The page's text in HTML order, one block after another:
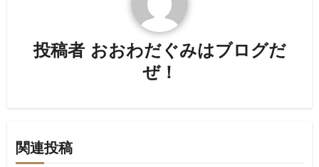
シ
ョ
投稿者 おおわだぐみはブログだ
ぜ！
関連投稿